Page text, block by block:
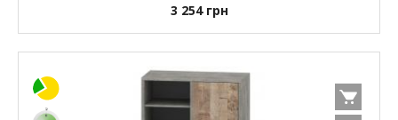
3 254 грн